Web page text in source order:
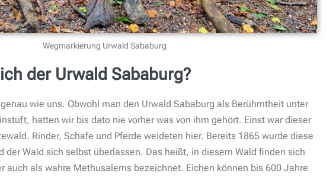
Wegmarkierung Urwald Sababurg
der Urwald Sababurg?
wie uns. Obwohl man den Urwald Sababurg als Berühmtheit unter
hatten wir bis dato nie vorher was von ihm gehört. Einst war dieser
Rinder, Schafe und Pferde weideten hier. Bereits 1865 wurde diese
der Wald sich selbst überlassen. Das heißt, in diesem Wald finden sich
auch als wahre Methusalems bezeichnet. Eichen können bis 600 Jahre